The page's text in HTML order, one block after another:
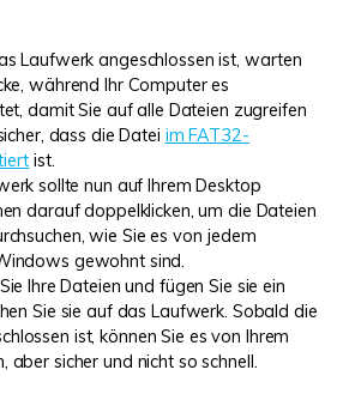
Laufwerk angeschlossen ist, warten
während Ihr Computer es
damit Sie auf alle Dateien zugreifen
dass die Datei im FAT32-
ist.
sollte nun auf Ihrem Desktop
darauf doppelklicken, um die Dateien
wie Sie es von jedem
gewohnt sind.
Ihre Dateien und fügen Sie sie ein
Sie sie auf das Laufwerk. Sobald die
ist, können Sie es von Ihrem
aber sicher und nicht so schnell.